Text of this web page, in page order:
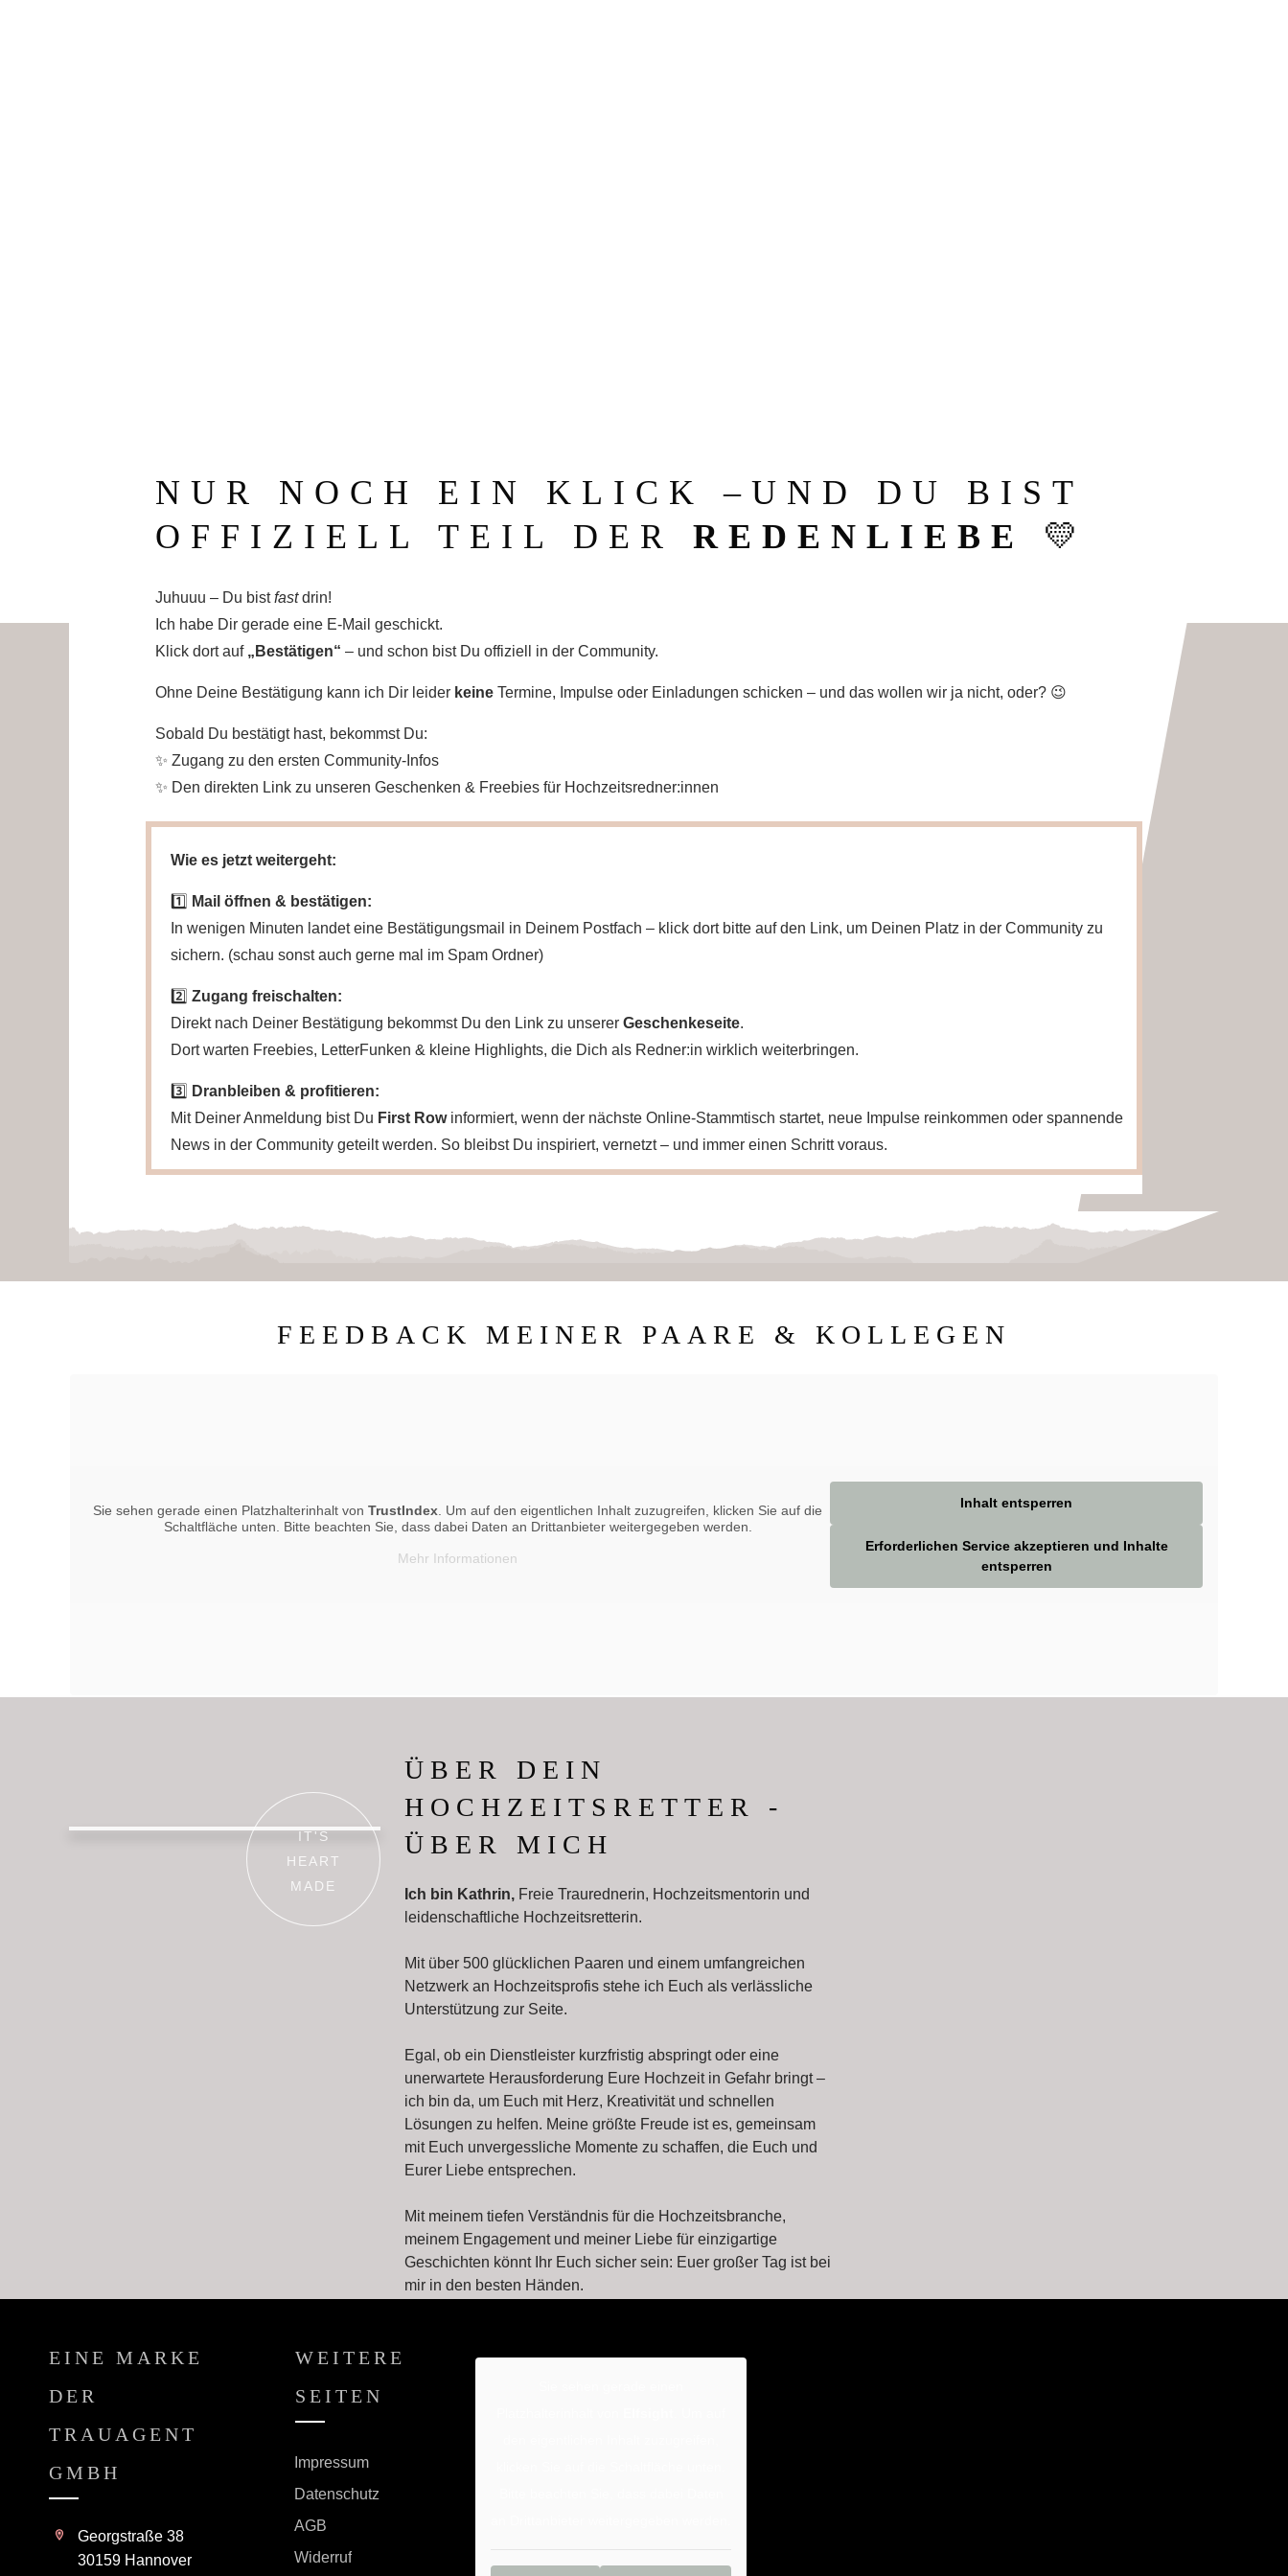
NUR NOCH EIN KLICK –UND DU BIST
OFFIZIELL TEIL DER REDENLIEBE 💛
Juhuuu – Du bistfastdrin!
Ich habe Dir gerade eine E-Mail geschickt.
Klick dort auf „Bestätigen“ – und schon bist Du offiziell in der Community.
Ohne Deine Bestätigung kann ich Dir leider keine Termine, Impulse oder Einladungen schicken – und das wollen wir ja nicht, oder? 😉
Sobald Du bestätigt hast, bekommst Du:
✨ Zugang zu den ersten Community-Infos
✨ Den direkten Link zu unseren Geschenken & Freebies für Hochzeitsredner:innen
Wie es jetzt weitergeht:
1️⃣ Mail öffnen & bestätigen:
In wenigen Minuten landet eine Bestätigungsmail in Deinem Postfach – klick dort bitte auf den Link, um Deinen Platz in der Community zu
sichern. (schau sonst auch gerne mal im Spam Ordner)
2️⃣ Zugang freischalten:
Direkt nach Deiner Bestätigung bekommst Du den Link zu unserer Geschenkeseite.
Dort warten Freebies, LetterFunken & kleine Highlights, die Dich als Redner:in wirklich weiterbringen.
3️⃣ Dranbleiben & profitieren:
Mit Deiner Anmeldung bist Du First Row informiert, wenn der nächste Online-Stammtisch startet, neue Impulse reinkommen oder spannende
News in der Community geteilt werden. So bleibst Du inspiriert, vernetzt – und immer einen Schritt voraus.
FEEDBACK MEINER PAARE & KOLLEGEN
Sie sehen gerade einen Platzhalterinhalt vonTrustIndex . Um auf den eigentlichen Inhalt zuzugreifen, klicken Sie auf die
Schaltfläche unten. Bitte beachten Sie, dass dabei Daten an Drittanbieter weitergegeben werden.
Mehr Informationen
Inhalt entsperren
Erforderlichen Service akzeptieren und Inhalte
entsperren
IT'S
HEART
MAD E
ÜBER DEIN
HOCHZEITSRETTER -
ÜBER MICH
Ich bin Kathrin, Freie Traurednerin, Hochzeitsmentorin und
leidenschaftliche Hochzeitsretterin.
Mit über 500 glücklichen Paaren und einem umfangreichen
Netzwerk an Hochzeitsprofis stehe ich Euch als verlässliche
Unterstützung zur Seite.
Egal, ob ein Dienstleister kurzfristig abspringt oder eine
unerwartete Herausforderung Eure Hochzeit in Gefahr bringt –
ich bin da, um Euch mit Herz, Kreativität und schnellen
Lösungen zu helfen. Meine größte Freude ist es, gemeinsam
mit Euch unvergessliche Momente zu schaffen, die Euch und
Eurer Liebe entsprechen.
Mit meinem tiefen Verständnis für die Hochzeitsbranche,
meinem Engagement und meiner Liebe für einzigartige
Geschichten könnt Ihr Euch sicher sein: Euer großer Tag ist bei
mir in den besten Händen.
EINE MARKE
DER
TRAUAGENT
GMBH
Georgstraße 38
30159 Hannover
WEITERE
SEITEN
Impressum
Datenschutz
AGB
Widerruf